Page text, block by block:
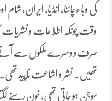
کی وباءچائنا، انڈیا، ایران،
وقت چونکہ اطلاعات و نشریات کا
صرف دوسرے ملکوں سے آنے
تھیں۔ نشر و اشاعت ناپید
سوجن ہو جاتی تھی، خون رسنے